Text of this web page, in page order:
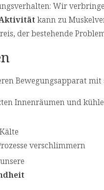
Wir
kann zu
der bestehende
Bewegungsapparat mit
Innenräumen und
verschlimmern